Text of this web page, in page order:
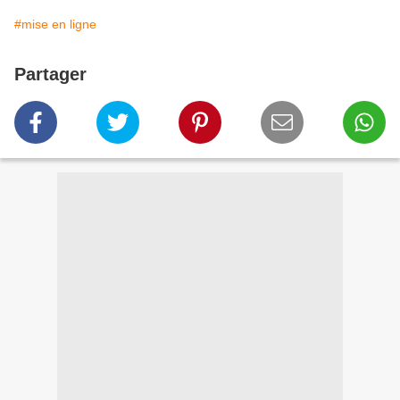
#mise en ligne
Partager